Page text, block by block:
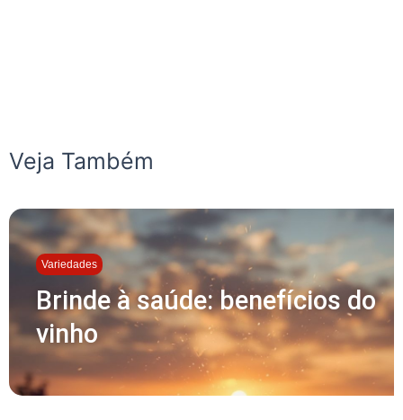
Veja Também
Variedades
Brinde à saúde: benefícios do
vinho